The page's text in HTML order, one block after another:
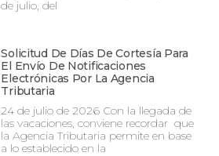
de julio, del
Solicitud De Días De Cortesía Para
El Envío De Notificaciones
Electrónicas Por La Agencia
Tributaria
24 de julio de 2026 Con la llegada de
las vacaciones, conviene recordar que
la Agencia Tributaria permite en base
a lo establecido en la